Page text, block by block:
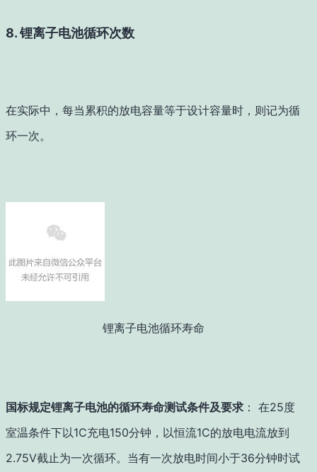
8. 锂离子电池循环次数
在实际中，每当累积的放电容量等于设计容量时，则记为循
环一次。
锂离子电池循环寿命
国标规定锂离子电池的循环寿命测试条件及要求 ： 在25度
室温条件下以1C充电150分钟，以恒流1C的放电电流放到
2.75V截止为一次循环。当有一次放电时间小于36分钟时试